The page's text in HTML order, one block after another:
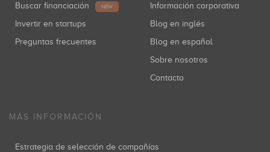
Buscar financiación NEW
Invertir en startups
Preguntas frecuentes
Información corporativa
Blog en inglés
Blog en español
Sobre nosotros
Contacto
MÁS INFORMACIÓN
Estrategia de selección de compañías